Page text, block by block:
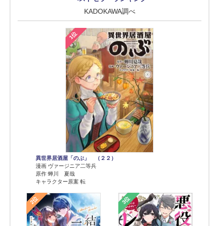
KADOKAWA調べ
1位
異世界居酒屋「のぶ」 （２２）
漫画 ヴァージニア二等兵
原作 蝉川 夏哉
キャラクター原案 転
2位 3位